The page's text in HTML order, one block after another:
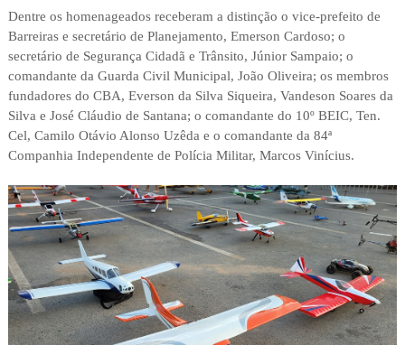
Dentre os homenageados receberam a distinção o vice-prefeito de
Barreiras e secretário de Planejamento, Emerson Cardoso; o
secretário de Segurança Cidadã e Trânsito, Júnior Sampaio; o
comandante da Guarda Civil Municipal, João Oliveira; os membros
fundadores do CBA, Everson da Silva Siqueira, Vandeson Soares da
Silva e José Cláudio de Santana; o comandante do 10º BEIC, Ten.
Cel, Camilo Otávio Alonso Uzêda e o comandante da 84ª
Companhia Independente de Polícia Militar, Marcos Vinícius.